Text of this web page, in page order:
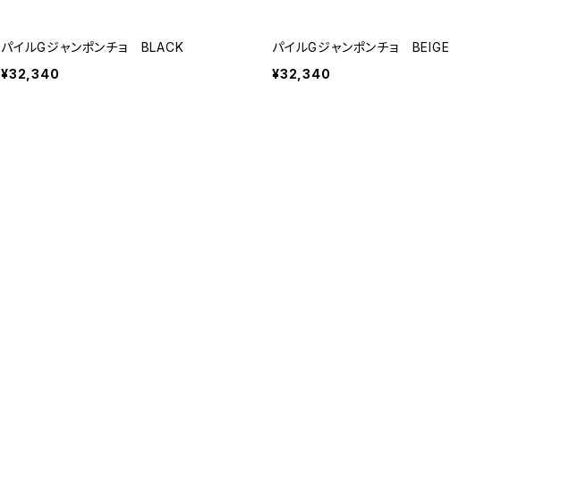
パイルGジャンポンチョ BLACK
¥32,340
パイルGジャンポンチョ BEIGE
¥32,340